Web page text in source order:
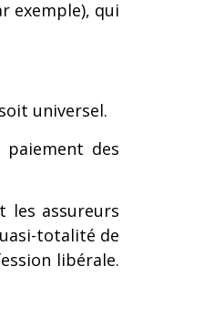
exemple), qui
universel.
des
les assureurs
totalité de
libérale.